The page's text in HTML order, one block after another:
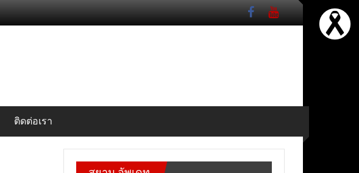
ติดต่อเรา